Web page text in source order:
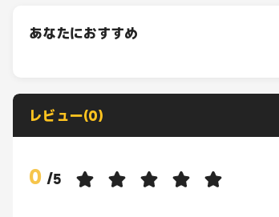
あなたにおすすめ
レビュー(0)
0 /5